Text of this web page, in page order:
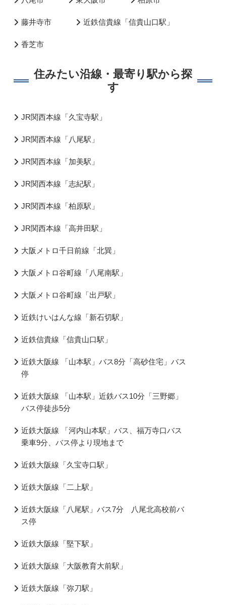
藤井寺市 近鉄信貴線「信貴山口駅」
香芝市
住みたい沿線・最寄り駅から探
す
JR関西本線「久宝寺駅」
JR関西本線「八尾駅」
JR関西本線「加美駅」
JR関西本線「志紀駅」
JR関西本線「柏原駅」
JR関西本線「高井田駅」
大阪メトロ千日前線「北巽」
大阪メトロ谷町線「八尾南駅」
大阪メトロ谷町線「出戸駅」
近鉄けいはんな線「新石切駅」
近鉄信貴線「信貴山口駅」
近鉄大阪線 「山本駅」バス8分「高砂住宅」バス
停
近鉄大阪線 「山本駅」近鉄バス10分「三野郷」
バス停徒歩5分
近鉄大阪線 「河内山本駅」バス、福万寺口バス
乗車9分、バス停より現地まで
近鉄大阪線「久宝寺口駅」
近鉄大阪線「二上駅」
近鉄大阪線「八尾駅」バス7分 八尾北高校前バ
ス停
近鉄大阪線「堅下駅」
近鉄大阪線「大阪教育大前駅」
近鉄大阪線「弥刀駅」